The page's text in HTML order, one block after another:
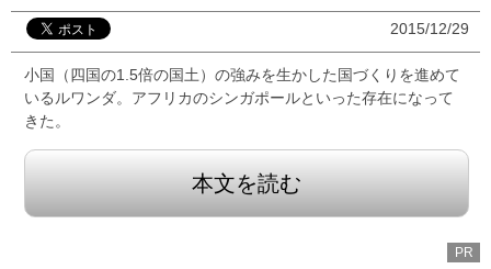
2015/12/29
小国（四国の1.5倍の国土）の強みを生かした国づくりを進めて
いるルワンダ。アフリカのシンガポールといった存在になって
きた。
本文を読む
PR